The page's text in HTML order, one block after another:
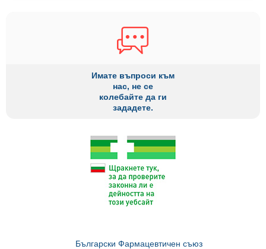
Имате въпроси към
нас, не се
колебайте да ги
зададете.
Български Фармацевтичен съюз